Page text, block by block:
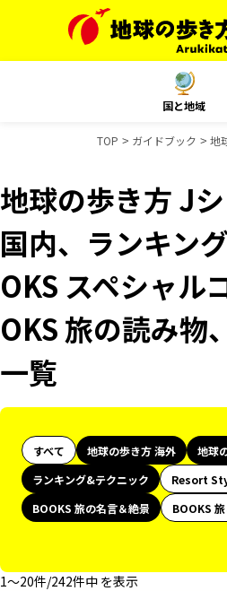
国と地域
TOP ガイドブック 地
地球の歩き方 J
国内、ランキン
OKS スペシャル
OKS 旅の読み物
一覧
すべて 地球の歩き方 海外 地球
ランキング&テクニック
Resort
BOOKS 旅の名言＆絶景
BOOKS
1〜20件/242件中 を表示